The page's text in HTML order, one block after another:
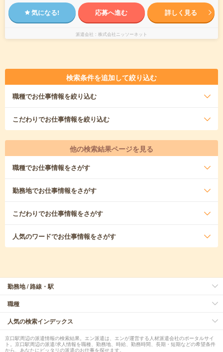
気になる! 応募へ進む 詳しく見る
派遣会社 株式会社ニッソーネット
検索条件を追加して絞り込む
職種でお仕事情報を絞り込む
こだわりでお仕事情報を絞り込む
他の検索結果ページを見る
職種でお仕事情報をさがす
勤務地でお仕事情報をさがす
こだわりでお仕事情報をさがす
人気のワードでお仕事情報をさがす
勤務地 / 路線・駅
職種
人気の検索インデックス
京口駅周辺の派遣情報の検索結果。エン派遣は、エンが運営する人材派遣会社のポータルサイ
ト。京口駅周辺の派遣/求人情報を職種、勤務地、時給、勤務時間、長期・短期などの希望条件
から、あなたにピッタリの派遣のお仕事を探せます。